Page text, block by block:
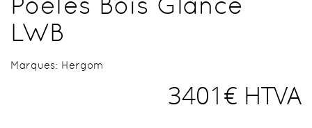
LWB
Marques: Hergom
3401€ HTVA